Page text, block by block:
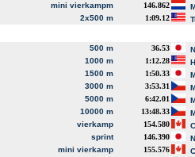
mini vierkampm
146.862
2x500 m
1:09.12
500 m 36.53
1000 m
1:12.28
1500 m
1:50.33
3000 m
3:53.31
5000 m
6:42.01
10000 m
13:48.33
vierkamp
154.580
sprint
146.390
mini vierkamp
155.576